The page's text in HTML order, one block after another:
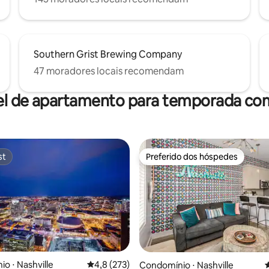
Southern Grist Brewing Company
47 moradores locais recomendam
de apartamento para temporada
de 5, 161 avaliações
⋅ Nashville 4,8 de uma avaliação média de 5, 273
4,8 (273)
Preferido dos hóspedes
Preferido dos hóspedes
Condomínio ⋅ Nashville